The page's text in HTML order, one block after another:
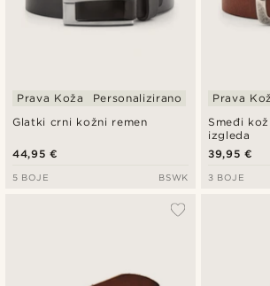
Glatki crni kožni remen
Prava Koža Personalizirano
44,95 €
5 BOJE BSWK
Smeđi
izgleda
Prava
39,95 €
3 BOJE